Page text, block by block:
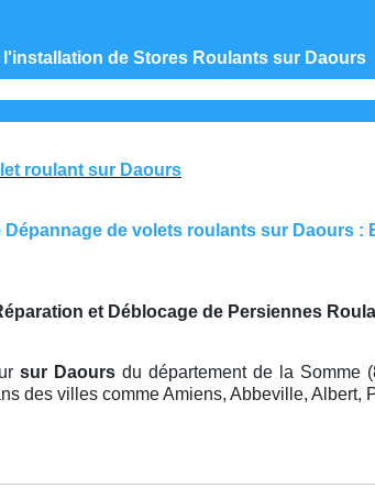
l'installation de Stores Roulants sur Daours
roulant sur Daours
Dépannage de volets roulants sur Daours :
et Déblocage de Persiennes
sur Daours du département de la Somme
des villes comme Amiens, Abbeville, Albert,